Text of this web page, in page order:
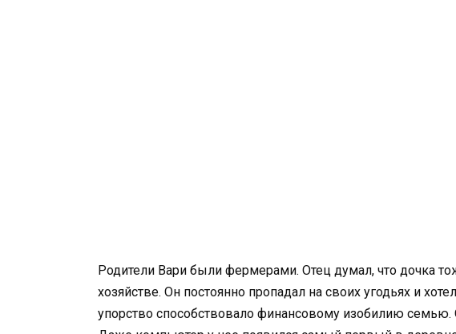
Родители Вари были фермерами. Отец думал, что дочка
хозяйстве. Он постоянно пропадал на своих угодьях и
упорство способствовало финансовому изобилию семью.